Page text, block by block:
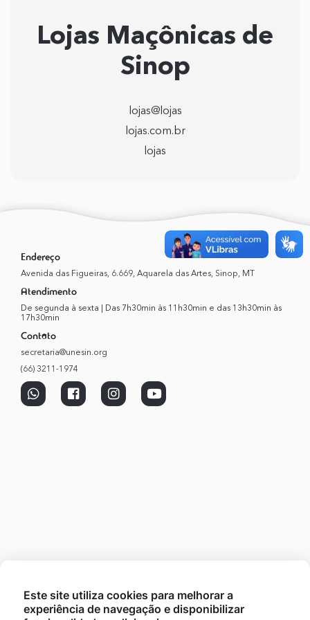
Lojas Maçônicas de
Sinop
lojas@lojas
lojas.com.br
lojas
Endereço
Avenida das Figueiras, 6.669, Aquarela das Artes, Sinop, MT
Atendimento
De segunda à sexta | Das 7h30min às 11h30min e das 13h30min às
17h30min
Contato
secretaria@unesin.org
(66) 3211-1974
Este site utiliza cookies para melhorar a
experiência de navegação e disponibilizar